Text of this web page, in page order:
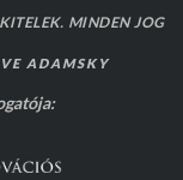
MINDEN JOG
ADAMSKY